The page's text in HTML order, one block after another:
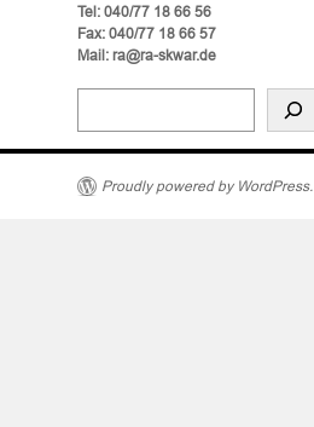
Tel: 040/77 18 66 56
Fax: 040/77 18 66 57
Mail: ra@ra-skwar.de
Proudly powered by WordPress.